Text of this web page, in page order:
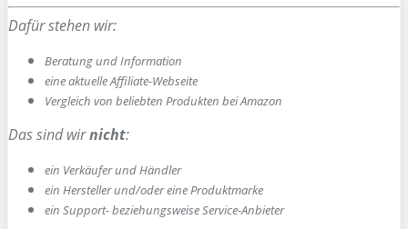
Dafür stehen wir:
Beratung und Information
eine aktuelle Affiliate-Webseite
Vergleich von beliebten Produkten bei Amazon
Das sind wirnicht:
ein Verkäufer und Händler
ein Hersteller und/oder eine Produktmarke
ein Support- beziehungsweise Service-Anbieter